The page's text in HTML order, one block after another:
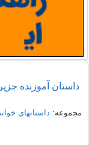
داستان آموزنده
مجموعه: داستانهای